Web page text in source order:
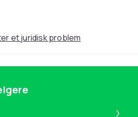
et juridisk problem